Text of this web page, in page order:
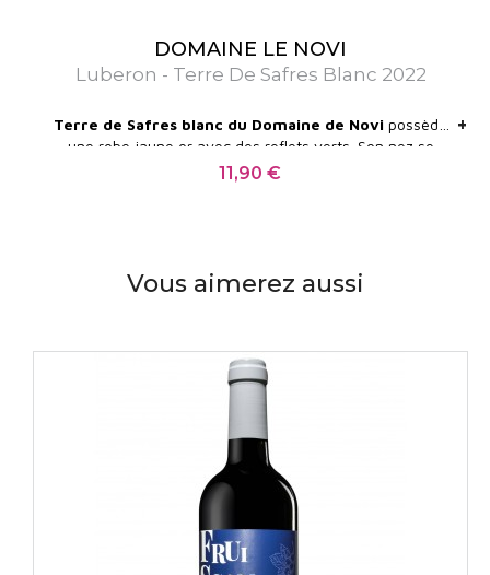
DOMAINE LE NOVI
Luberon - Terre De Safres Blanc 2022
Terre de Safres blanc du Domaine de Novi possède
une robe jaune or avec des reflets verts. Son nez se
développe sur des notes florales et d'agrumes.La bouche
+
Prix
11,90 €
Vous aimerez aussi